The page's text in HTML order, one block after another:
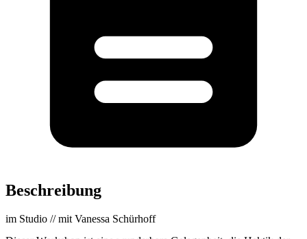
Beschreibung
im Studio // mit Vanessa Schürhoff